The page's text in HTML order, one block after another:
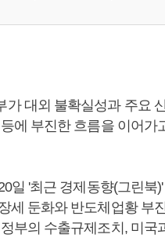
가 대외 불확실성과 주요
에 부진한 흐름을 이어가
일 '최근 경제동향(그린북)'
세 둔화와 반도체업황 부
부의 수출규제조치, 미국